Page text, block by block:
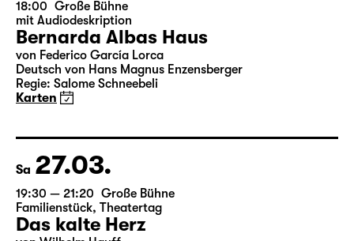
So 21.03.
18:00 Große Bühne
mit Audiodeskription
Bernarda Albas Haus
Regie: Salome Schneebeli
Karten
Sa 27.03.